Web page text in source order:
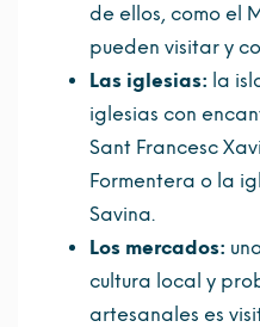
de ellos, como el
pueden visitar y
Las iglesias: la
iglesias con
Sant Francesc
Formentera o la
Savina.
Los mercados:
cultura local y
artesanales es